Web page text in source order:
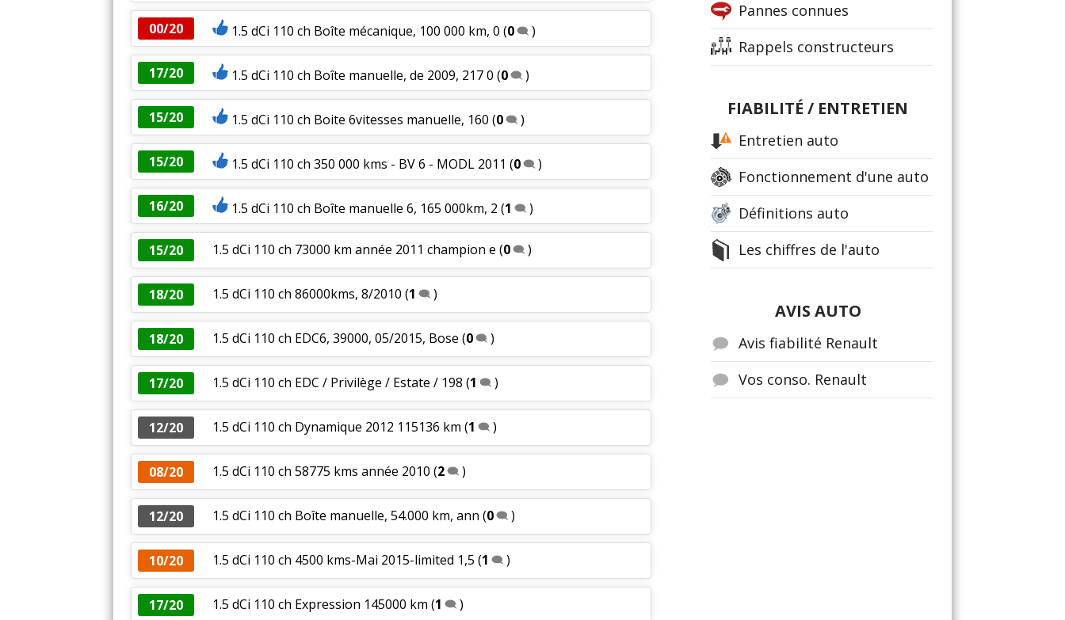
00/20 1.5 dCi 110 ch Boîte mécanique, 100 000 km, 0 (0 )
17/20 1.5 dCi 110 ch Boîte manuelle, de 2009, 217 0 (0 )
15/20 1.5 dCi 110 ch Boite 6vitesses manuelle, 160 (0 )
15/20 1.5 dCi 110 ch 350 000 kms - BV 6 - MODL 2011 (0 )
16/20 1.5 dCi 110 ch Boîte manuelle 6, 165 000km, 2 (1 )
15/20 1.5 dCi 110 ch 73000 km année 2011 champion e (0 )
18/20 1.5 dCi 110 ch 86000kms, 8/2010 (1 )
18/20 1.5 dCi 110 ch EDC6, 39000, 05/2015, Bose (0 )
17/20 1.5 dCi 110 ch EDC / Privilège / Estate / 198 (1 )
12/20 1.5 dCi 110 ch Dynamique 2012 115136 km (1 )
08/20 1.5 dCi 110 ch 58775 kms année 2010 (2 )
12/20 1.5 dCi 110 ch Boîte manuelle, 54.000 km, ann (0 )
10/20 1.5 dCi 110 ch 4500 kms-Mai 2015-limited 1,5 (1 )
17/20 1.5 dCi 110 ch Expression 145000 km (1 )
Pannes connues
Rappels constructeurs
FIABILITÉ / ENTRETIEN
Entretien auto
Fonctionnement d'une auto
Définitions auto
Les chiffres de l'auto
AVIS AUTO
Avis fiabilité Renault
Vos conso. Renault